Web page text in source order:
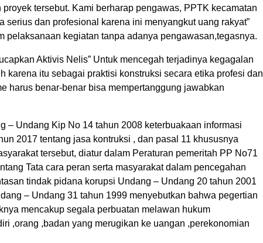
proyek tersebut. Kami berharap pengawas, PPTK kecamatan
serius dan profesional karena ini menyangkut uang rakyat”
pelaksanaan kegiatan tanpa adanya pengawasan,tegasnya.
Aktivis Nelis” Untuk mencegah terjadinya kegagalan
karena itu sebagai praktisi konstruksi secara etika profesi dan
harus benar-benar bisa mempertanggung jawabkan
– Undang Kip No 14 tahun 2008 keterbuakaan informasi
2017 tentang jasa kontruksi , dan pasal 11 khususnya
tersebut, diatur dalam Peraturan pemeritah PP No71
Tata cara peran serta masyarakat dalam pencegahan
tindak pidana korupsi Undang – Undang 20 tahun 2001
– Undang 31 tahun 1999 menyebutkan bahwa pegertian
mencakup segala perbuatan melawan hukum
,orang ,badan yang merugikan ke uangan ,perekonomian